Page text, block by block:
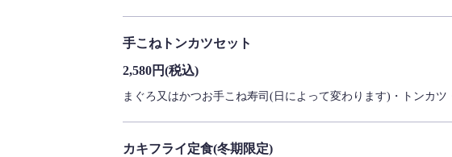
手こねトンカツセット
2,580円(税込)
まぐろ又はかつお手こね寿司(日によって変わります)・トンカツ
カキフライ定食(冬期限定)